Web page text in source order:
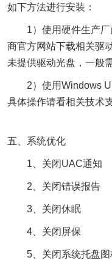
如下方法进行安装：
1）使用硬件生产厂
商官方网站下载相关
未提供驱动光盘，一般
2）使用Windows
具体操作请看相关技术
五、系统优化
1、关闭UAC通知
2、关闭错误报告
3、关闭休眠
4、关闭屏保
5、关闭系统托盘图